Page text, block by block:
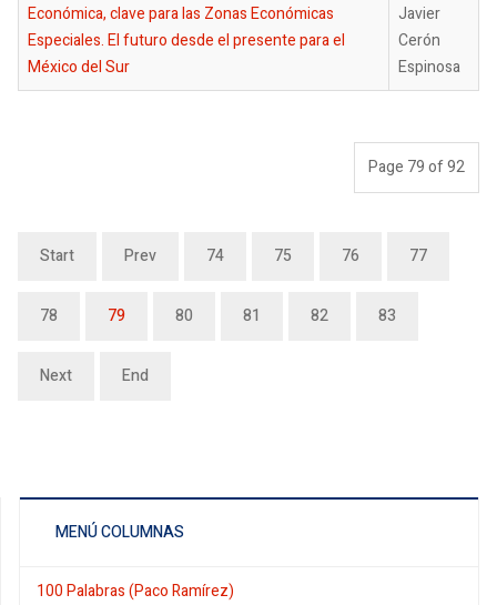
Económica, clave para las Zonas Económicas
Especiales. El futuro desde el presente para el
México del Sur
Javier
Cerón
Espinosa
Page 79 of 92
Start Prev 74 75 76 77
78 79 80 81 82 83
Next End
MENÚ COLUMNAS
100 Palabras (Paco Ramírez)